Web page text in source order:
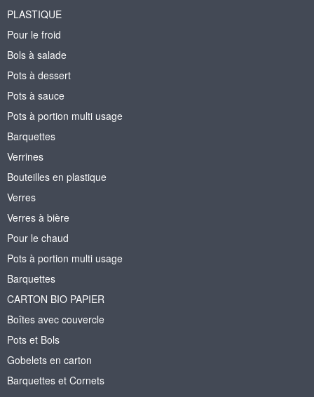
PLASTIQUE
Pour le froid
Bols à salade
Pots à dessert
Pots à sauce
Pots à portion multi usage
Barquettes
Verrines
Bouteilles en plastique
Verres
Verres à bière
Pour le chaud
Pots à portion multi usage
Barquettes
CARTON BIO PAPIER
Boîtes avec couvercle
Pots et Bols
Gobelets en carton
Barquettes et Cornets